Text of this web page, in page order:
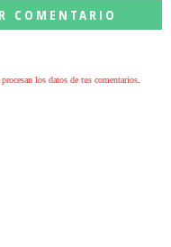
los datos de tus comentarios